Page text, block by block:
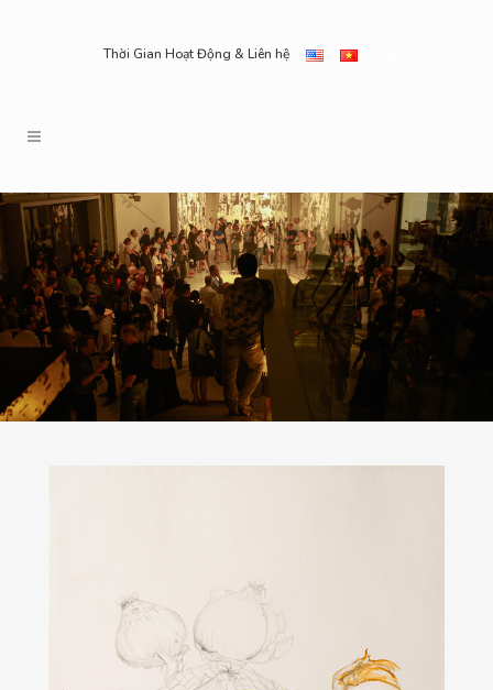
Thời Gian Hoạt Động & Liên hệ